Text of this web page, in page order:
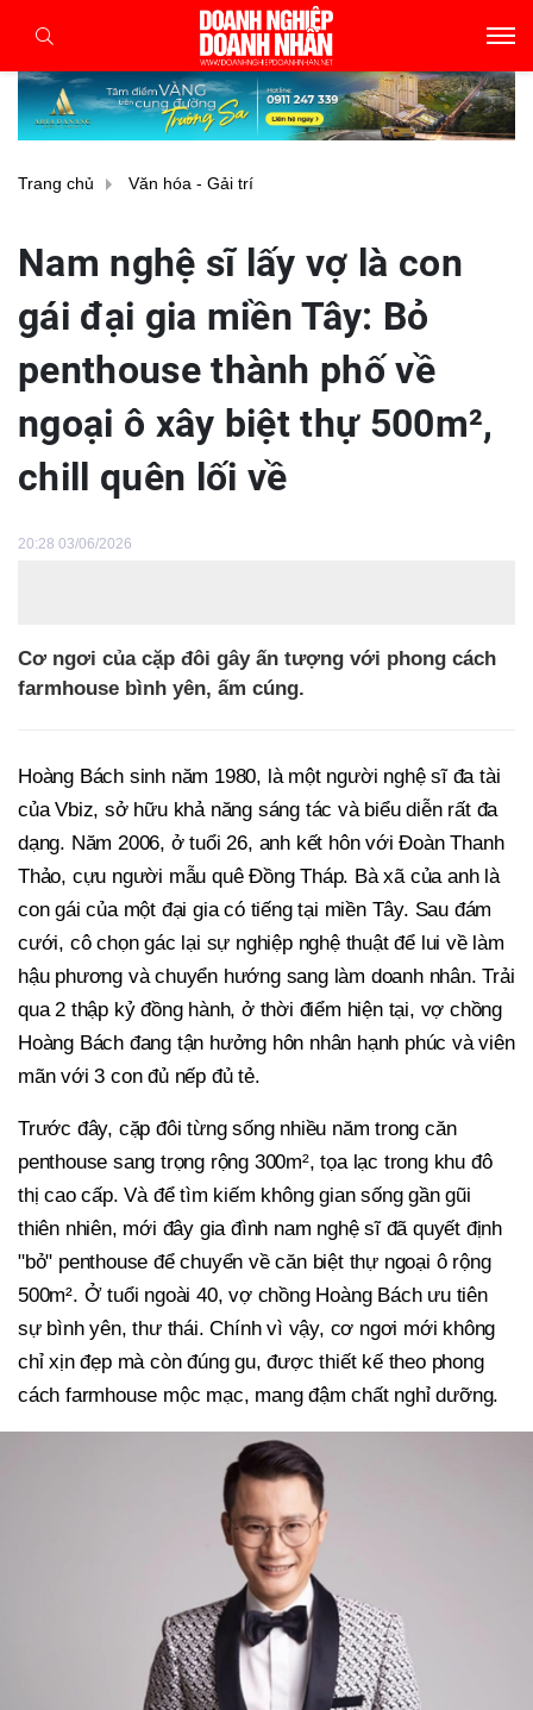
Trang chủ Văn hóa - Gải trí
Nam nghệ sĩ lấy vợ là con
gái đại gia miền Tây: Bỏ
penthouse thành phố về
ngoại ô xây biệt thự 500m²,
chill quên lối về
20:28 03/06/2026
Cơ ngơi của cặp đôi gây ấn tượng với phong cách
farmhouse bình yên, ấm cúng.
Hoàng Bách sinh năm 1980, là một người nghệ sĩ đa tài
của Vbiz, sở hữu khả năng sáng tác và biểu diễn rất đa
dạng. Năm 2006, ở tuổi 26, anh kết hôn với Đoàn Thanh
Thảo, cựu người mẫu quê Đồng Tháp. Bà xã của anh là
con gái của một đại gia có tiếng tại miền Tây. Sau đám
cưới, cô chọn gác lại sự nghiệp nghệ thuật để lui về làm
hậu phương và chuyển hướng sang làm doanh nhân. Trải
qua 2 thập kỷ đồng hành, ở thời điểm hiện tại, vợ chồng
Hoàng Bách đang tận hưởng hôn nhân hạnh phúc và viên
mãn với 3 con đủ nếp đủ tẻ.
Trước đây, cặp đôi từng sống nhiều năm trong căn
penthouse sang trọng rộng 300m², tọa lạc trong khu đô
thị cao cấp. Và để tìm kiếm không gian sống gần gũi
thiên nhiên, mới đây gia đình nam nghệ sĩ đã quyết định
"bỏ" penthouse để chuyển về căn biệt thự ngoại ô rộng
500m². Ở tuổi ngoài 40, vợ chồng Hoàng Bách ưu tiên
sự bình yên, thư thái. Chính vì vậy, cơ ngơi mới không
chỉ xịn đẹp mà còn đúng gu, được thiết kế theo phong
cách farmhouse mộc mạc, mang đậm chất nghỉ dưỡng.